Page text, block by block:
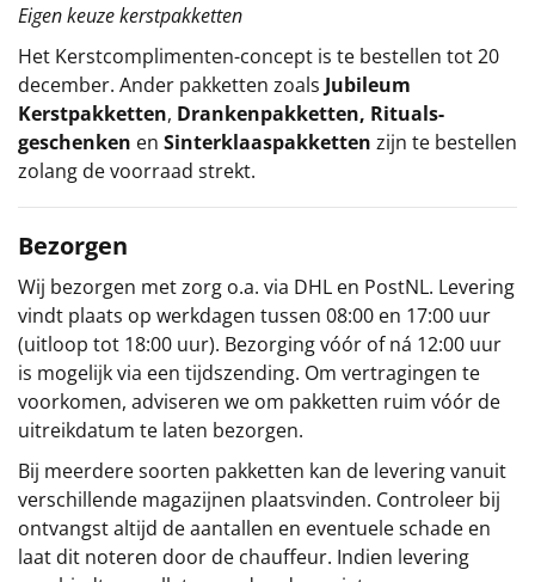
Eigen keuze kerstpakketten
Het Kerstcomplimenten-concept is te bestellen tot 20
december. Ander pakketten zoals Jubileum
Kerstpakketten, Drankenpakketten, Rituals-
geschenken en Sinterklaaspakketten zijn te bestellen
zolang de voorraad strekt.
Bezorgen
Wij bezorgen met zorg o.a. via DHL en PostNL. Levering
vindt plaats op werkdagen tussen 08:00 en 17:00 uur
(uitloop tot 18:00 uur). Bezorging vóór of ná 12:00 uur
is mogelijk via een tijdszending. Om vertragingen te
voorkomen, adviseren we om pakketten ruim vóór de
uitreikdatum te laten bezorgen.
Bij meerdere soorten pakketten kan de levering vanuit
verschillende magazijnen plaatsvinden. Controleer bij
ontvangst altijd de aantallen en eventuele schade en
laat dit noteren door de chauffeur. Indien levering